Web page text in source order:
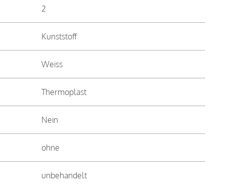
2
Kunststoff
Weiss
Thermoplast
Nein
ohne
unbehandelt